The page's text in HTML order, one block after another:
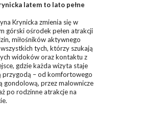
latem to lato pełne
Krynicka zmienia się w
górski ośrodek pełen atrakcji
miłośników aktywnego
tych, którzy szukają
widoków oraz kontaktu z
gdzie każda wizyta staje
przygodą – od komfortowego
gondolową, przez malownicze
po rodzinne atrakcje na